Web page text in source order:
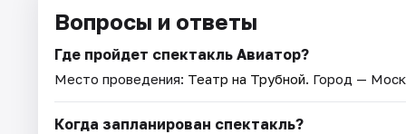
Вопросы и ответы
Где пройдет спектакль Авиатор?
Место проведения: Театр на Трубной. Город —
Когда запланирован спектакль?